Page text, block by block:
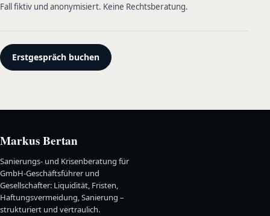
Fall fiktiv und anonymisiert. Keine Rechtsberatung.
Erstgespräch buchen
Markus Bertan
Sanierungs- und Krisenberatung für
GmbH-Geschäftsführer und
Gesellschafter: Liquidität, Fristen,
Haftungsvermeidung, Sanierung –
strukturiert und vertraulich.